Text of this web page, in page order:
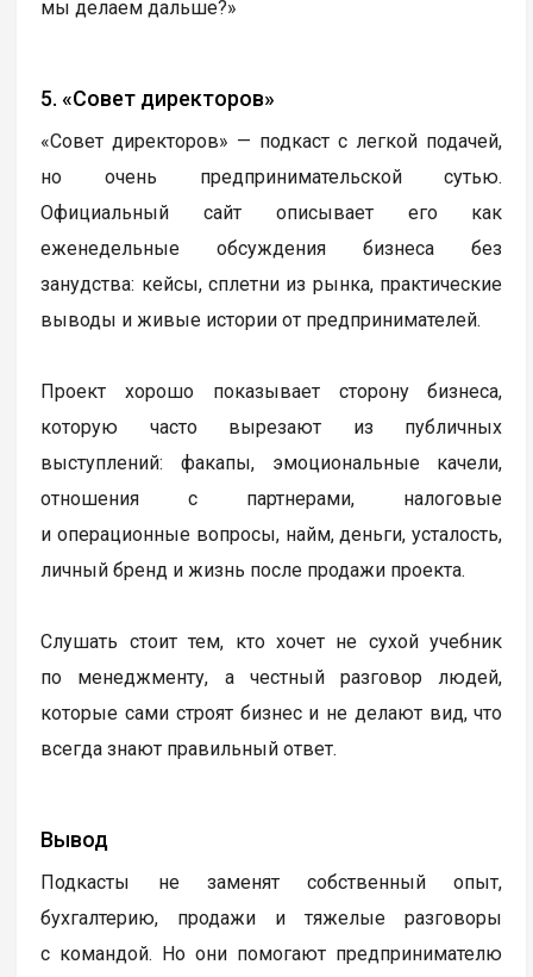
мы делаем дальше?»
5. «Совет директоров»
«Совет директоров» — подкаст с легкой подачей,
но очень предпринимательской сутью.
Официальный сайт описывает его как
еженедельные обсуждения бизнеса без
занудства: кейсы, сплетни из рынка, практические
выводы и живые истории от предпринимателей.
Проект хорошо показывает сторону бизнеса,
которую часто вырезают из публичных
выступлений: факапы, эмоциональные качели,
отношения с партнерами, налоговые
и операционные вопросы, найм, деньги, усталость,
личный бренд и жизнь после продажи проекта.
Слушать стоит тем, кто хочет не сухой учебник
по менеджменту, а честный разговор людей,
которые сами строят бизнес и не делают вид, что
всегда знают правильный ответ.
Вывод
Подкасты не заменят собственный опыт,
бухгалтерию, продажи и тяжелые разговоры
с командой. Но они помогают предпринимателю